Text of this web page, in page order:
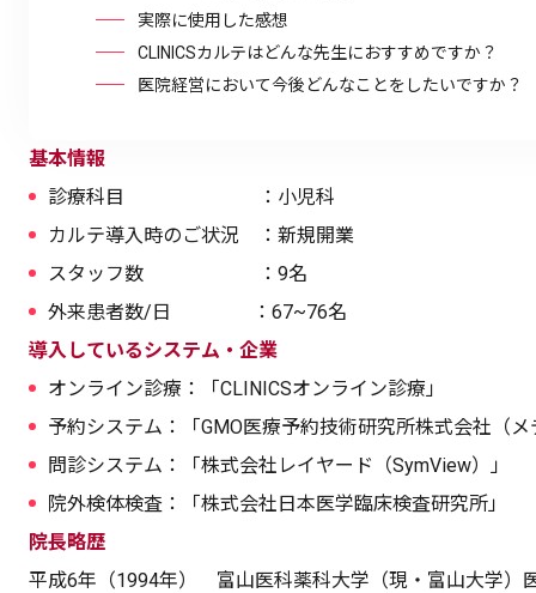
実際に使用した感想
CLINICSカルテはどんな先生におすすめですか？
医院経営において今後どんなことをしたいですか？
基本情報
診療科目 ：小児科
カルテ導入時のご状況 ：新規開業
スタッフ数 ：9名
外来患者数/日 ：67~76名
導入しているシステム・企業
オンライン診療：「CLINICSオンライン診療」
予約システム：「GMO医療予約技術研究所株式会社（
問診システム：「株式会社レイヤード（SymView）」
院外検体検査：「株式会社日本医学臨床検査研究所」
院長略歴
平成6年（1994年） 富山医科薬科大学（現・富山大学）